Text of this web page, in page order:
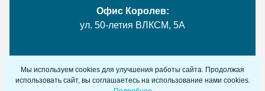
Офис Королев:
ул. 50-летия ВЛКСМ, 5А
© 2018-2026 ООО «АтласПрофСервис» (АпсЭир).
Обслуживание компрессоров Atlas Copco. Все права
Мы используем cookies для улучшения работы сайта. Продолжая
использовать сайт, вы соглашаетесь на использование нами cookies.